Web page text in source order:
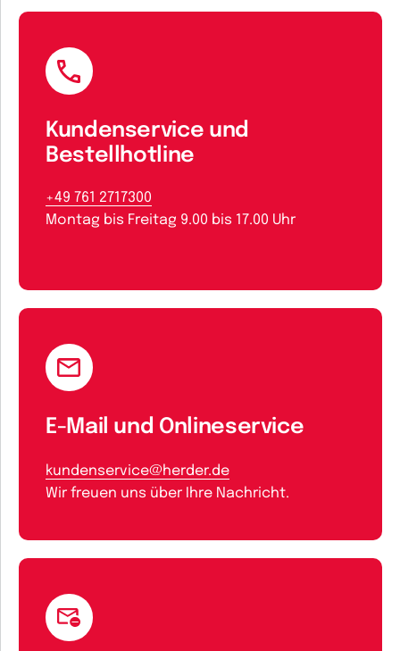
Kundenservice und
Bestellhotline
+49 761 2717300
Montag bis Freitag 9.00 bis 17.00 Uhr
E-Mail und Onlineservice
kundenservice@herder.de
Wir freuen uns über Ihre Nachricht.